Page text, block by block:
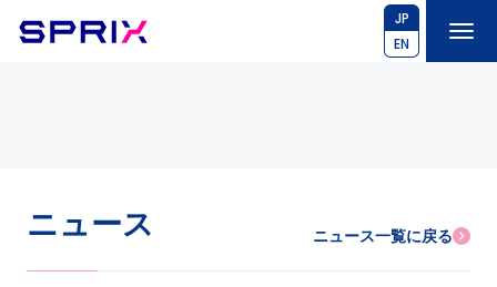
JP
EN
ニュース ニュース一覧に戻る